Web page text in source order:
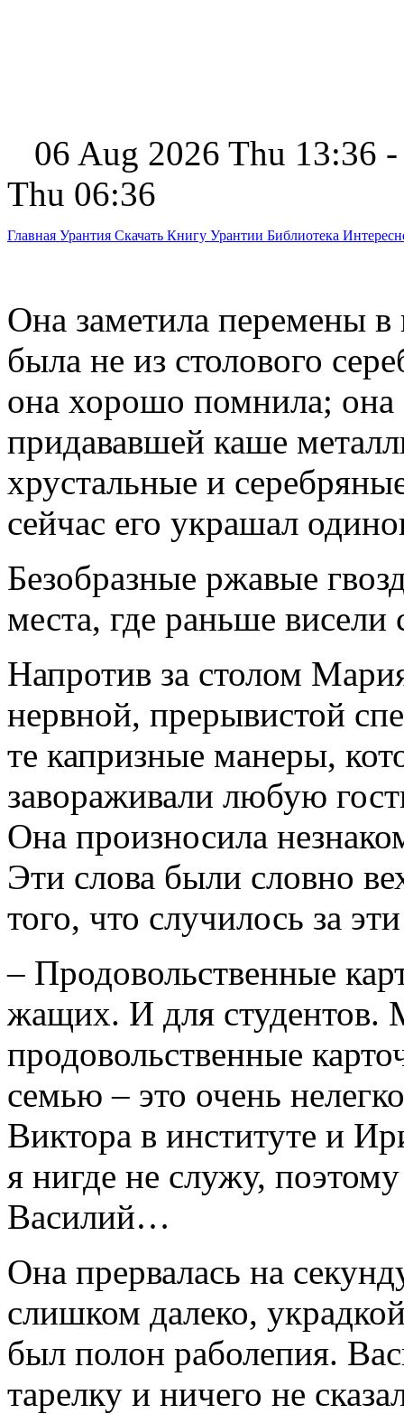
06 Aug 2026 Thu 13:36
Thu 06:36
Главная Урантия Скачать Книгу Урантии Библиотека
Она заметила перемены в
была не из столового
она хорошо помнила; она
придававшей каше
хрустальные и
сейчас его украшал
Безобразные ржавые
места, где раньше
Напротив за столом
нервной, прерывистой
те капризные манеры,
завораживали любую
Она произносила
Эти слова были словно
того, что случилось за
– Продовольственные
жащих. И для студентов.
продовольственные
семью – это очень
Виктора в институте и
я нигде не служу,
Василий…
Она прервалась на
слишком далеко,
был полон раболепия.
тарелку и ничего не